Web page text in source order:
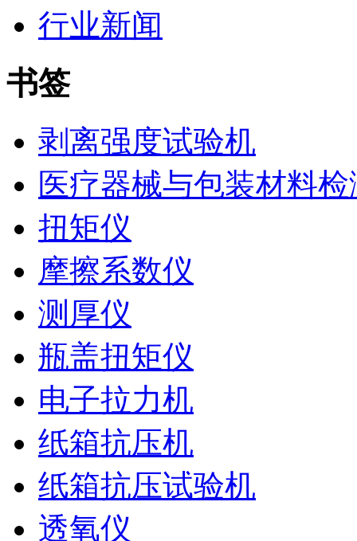
行业新闻
书签
剥离强度试验机
医疗器械与包装材料检
扭矩仪
摩擦系数仪
测厚仪
瓶盖扭矩仪
电子拉力机
纸箱抗压机
纸箱抗压试验机
透氧仪